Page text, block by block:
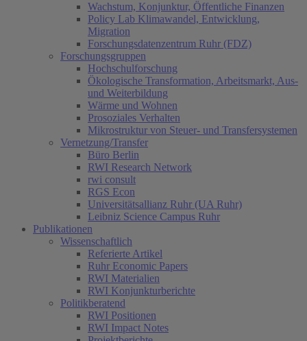
Wachstum, Konjunktur, Öffentliche Finanzen
Policy Lab Klimawandel, Entwicklung,
Migration
Forschungsdatenzentrum Ruhr (FDZ)
Forschungsgruppen
Hochschulforschung
Ökologische Transformation, Arbeitsmarkt, Aus-
und Weiterbildung
Wärme und Wohnen
Prosoziales Verhalten
Mikrostruktur von Steuer- und Transfersystemen
Vernetzung/Transfer
Büro Berlin
RWI Research Network
rwi consult
RGS Econ
Universitätsallianz Ruhr (UA Ruhr)
Leibniz Science Campus Ruhr
Publikationen
Wissenschaftlich
Referierte Artikel
Ruhr Economic Papers
RWI Materialien
RWI Konjunkturberichte
Politikberatend
RWI Positionen
RWI Impact Notes